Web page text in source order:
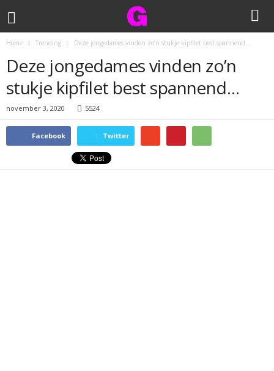
Home Trending Deze jongedames vinden zo’n stukje kipfilet best spannend…
Deze jongedames vinden zo’n
stukje kipfilet best spannend…
november 3, 2020 5524
Facebook Twitter